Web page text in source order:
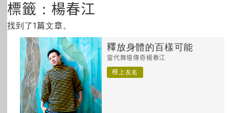
社創薈動
藝士匹靈 雅共賞 字裏科技
所有主題
標籤：楊春江
找到了1篇文章。
釋放身體的百樣可能
當代舞壇傳奇楊春江
榜上友名